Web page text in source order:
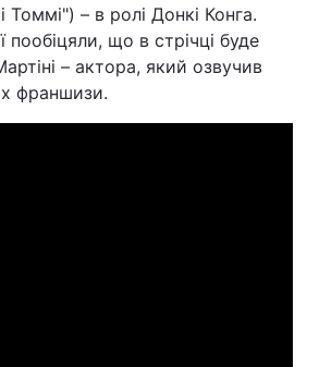
Регіони
– в ролі Донкі Конга.
пообіцяли, що в стрічці буде
– актора, який озвучив
франшизи.